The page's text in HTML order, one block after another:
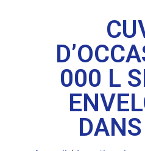
000 L